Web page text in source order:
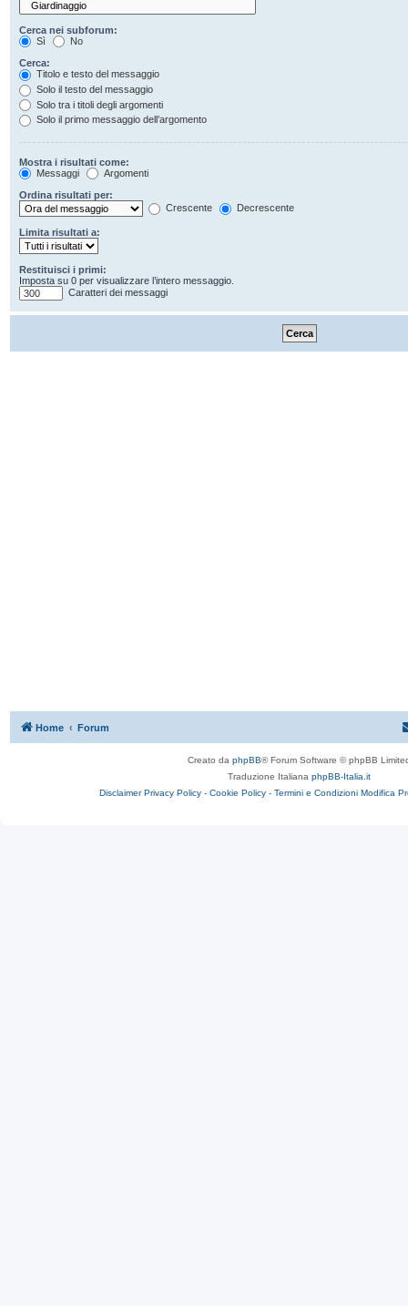
Cerca nei subforum:
Sì
No
Cerca:
Titolo e testo del messaggio
Solo il testo del messaggio
Solo tra i titoli degli argomenti
Solo il primo messaggio dell’argomento
Mostra i risultati come:
Messaggi
Argomenti
Ordina risultati per:
Crescente
Decrescente
Limita risultati a:
Restituisci i primi:
Imposta su 0 per visualizzare l’intero messaggio.
Caratteri dei messaggi
Home Forum
Creato da phpBB® Forum Software © phpBB
Traduzione Italiana phpBB-Italia.it
Disclaimer Privacy Policy - Cookie Policy - Termini e Condizioni Modifica